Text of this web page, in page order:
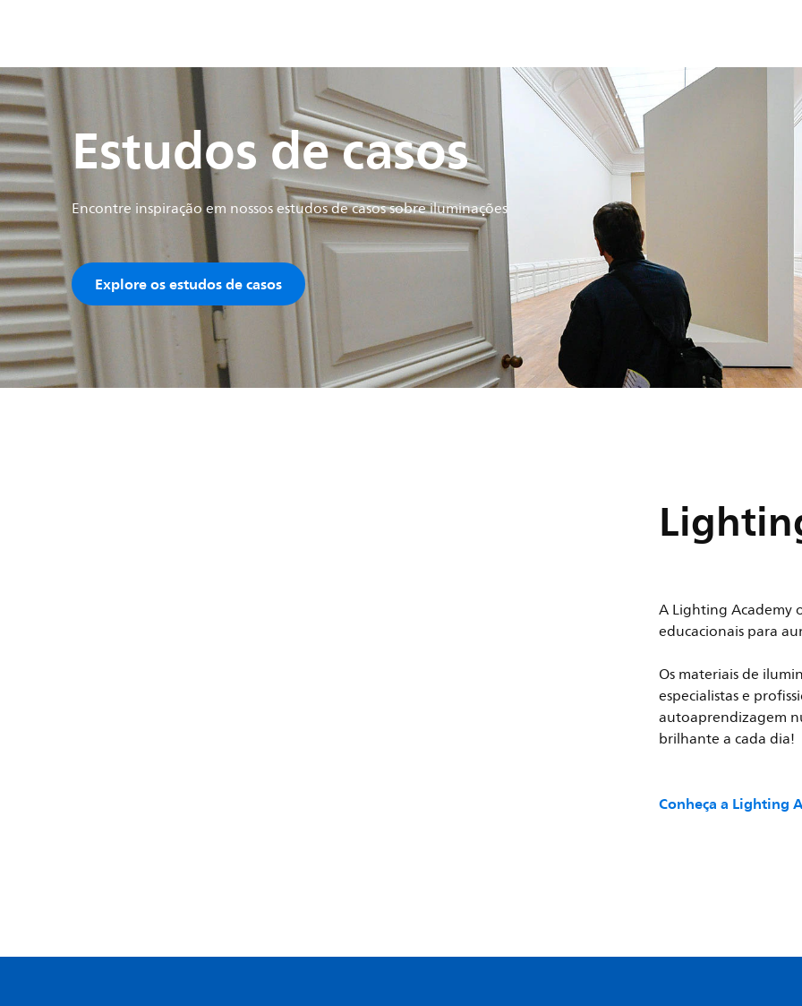
Estudos de casos
Encontre inspiração em nossos estudos de casos sobre iluminações
Explore os estudos de casos
A Lighting Academy
educacionais para
Os materiais de
especialistas e
autoaprendizagem
brilhante a cada dia!
Conheça a Lighting